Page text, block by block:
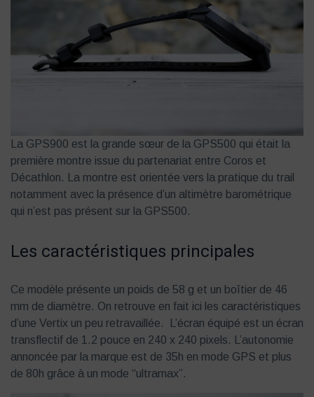
La GPS900 est la grande sœur de la GPS500 qui était la
première montre issue du partenariat entre Coros et
Décathlon. La montre est orientée vers la pratique du trail
notamment avec la présence d’un altimètre barométrique
qui n’est pas présent sur la GPS500.
Les caractéristiques principales
Ce modèle présente un poids de 58 g et un boîtier de 46
mm de diamètre. On retrouve en fait ici les caractéristiques
d’une Vertix un peu retravaillée. L’écran équipé est un écran
transflectif de 1.2 pouce en 240 x 240 pixels. L’autonomie
annoncée par la marque est de 35h en mode GPS et plus
de 80h grâce à un mode “ultramax”.